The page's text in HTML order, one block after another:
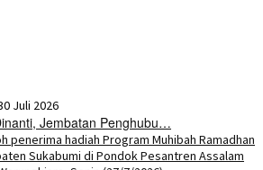
Juli 2026
Jembatan Penghubu…